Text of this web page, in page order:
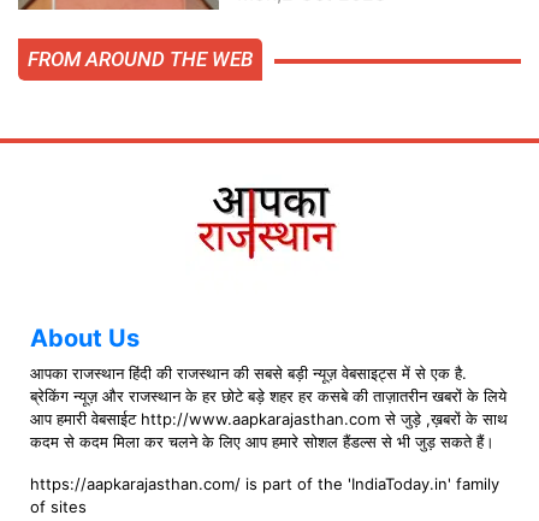
FROM AROUND THE WEB
About Us
आपका राजस्थान हिंदी की राजस्थान की सबसे बड़ी न्यूज़ वेबसाइट्स में से एक है.
ब्रेकिंग न्यूज़ और राजस्थान के हर छोटे बड़े शहर हर कसबे की ताज़ातरीन खबरों के लिये
आप हमारी वेबसाईट http://www.aapkarajasthan.com से जुड़े ,ख़बरों के साथ
कदम से कदम मिला कर चलने के लिए आप हमारे सोशल हैंडल्स से भी जुड़ सकते हैं।
https://aapkarajasthan.com/ is part of the 'IndiaToday.in' family
of sites